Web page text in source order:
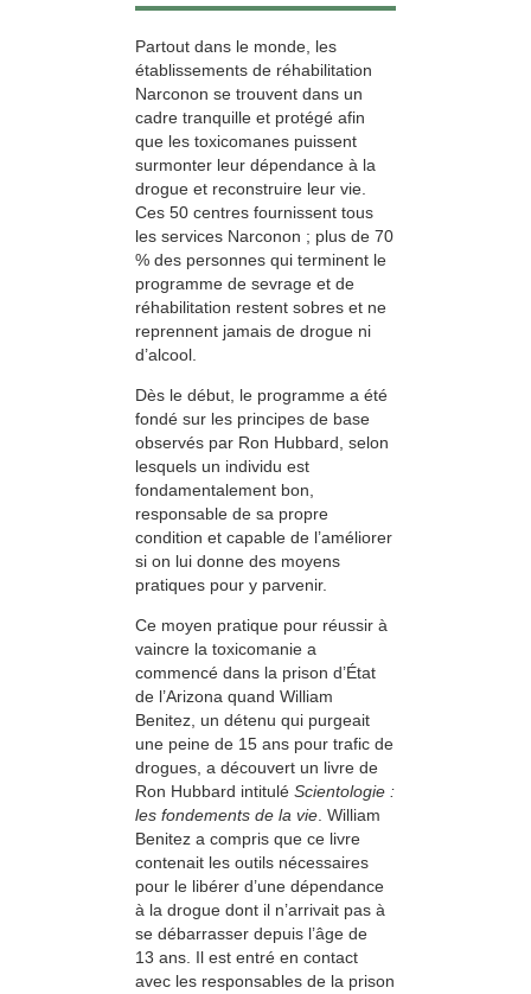
Partout dans le monde, les
établissements de réhabilitation
Narconon se trouvent dans un
cadre tranquille et protégé afin
que les toxicomanes puissent
surmonter leur dépendance à la
drogue et reconstruire leur vie.
Ces 50 centres fournissent tous
les services Narconon ; plus de 70
% des personnes qui terminent le
programme de sevrage et de
réhabilitation restent sobres et ne
reprennent jamais de drogue ni
d’alcool.
Dès le début, le programme a été
fondé sur les principes de base
observés par Ron Hubbard, selon
lesquels un individu est
fondamentalement bon,
responsable de sa propre
condition et capable de l’améliorer
si on lui donne des moyens
pratiques pour y parvenir.
Ce moyen pratique pour réussir à
vaincre la toxicomanie a
commencé dans la prison d’État
de l’Arizona quand William
Benitez, un détenu qui purgeait
une peine de 15 ans pour trafic de
drogues, a découvert un livre de
Ron Hubbard intitulé Scientologie :
les fondements de la vie. William
Benitez a compris que ce livre
contenait les outils nécessaires
pour le libérer d’une dépendance
à la drogue dont il n’arrivait pas à
se débarrasser depuis l’âge de
13 ans. Il est entré en contact
avec les responsables de la prison